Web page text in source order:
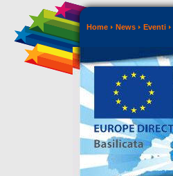
Home News Eventi